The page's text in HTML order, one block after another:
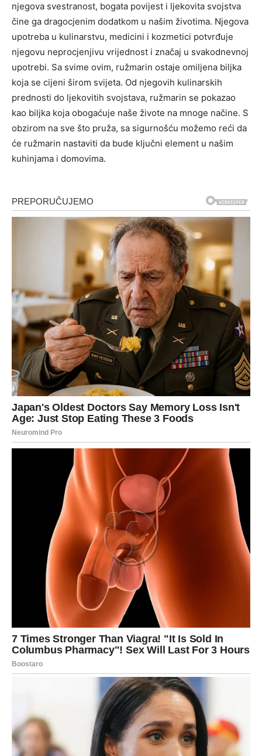
njegova svestranost, bogata povijest i ljekovita svojstva
čine ga dragocjenim dodatkom u našim životima. Njegova
upotreba u kulinarstvu, medicini i kozmetici potvrđuje
njegovu neprocjenjivu vrijednost i značaj u svakodnevnoj
upotrebi. Sa svime ovim, ružmarin ostaje omiljena biljka
koja se cijeni širom svijeta. Od njegovih kulinarskih
prednosti do ljekovitih svojstava, ružmarin se pokazao
kao biljka koja obogaćuje naše živote na mnoge načine. S
obzirom na sve što pruža, sa sigurnošću možemo reći da
će ružmarin nastaviti da bude ključni element u našim
kuhinjama i domovima.